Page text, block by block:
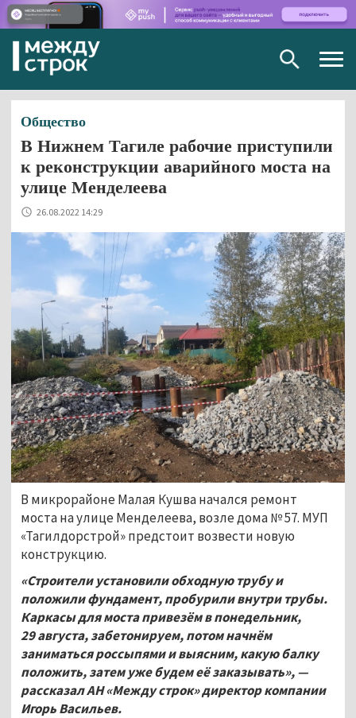
Общество
В Нижнем Тагиле рабочие приступили
к реконструкции аварийного моста на
улице Менделеева
26.08.2022 14:29
В микрорайоне Малая Кушва начался ремонт
моста на улице Менделеева, возле дома № 57. МУП
«Тагилдорстрой» предстоит возвести новую
конструкцию.
«Строители установили обходную трубу и
положили фундамент, пробурили внутри трубы.
Каркасы для моста привезём в понедельник,
29августа, забетонируем, потом начнём
заниматься россыпями и выясним, какую балку
положить, затем уже будем её заказывать», —
рассказал АН «Между строк» директор компании
Игорь Васильев.